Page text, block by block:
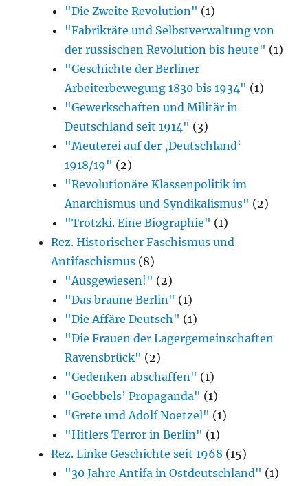
"Die Zweite Revolution" (1)
"Fabrikräte und Selbstverwaltung von
der russischen Revolution bis heute" (1)
"Geschichte der Berliner
Arbeiterbewegung 1830 bis 1934" (1)
"Gewerkschaften und Militär in
Deutschland seit 1914" (3)
"Meuterei auf der ‚Deutschland‘
1918/19" (2)
"Revolutionäre Klassenpolitik im
Anarchismus und Syndikalismus" (2)
"Trotzki. Eine Biographie" (1)
Rez. Historischer Faschismus und
Antifaschismus (8)
"Ausgewiesen!" (2)
"Das braune Berlin" (1)
"Die Affäre Deutsch" (1)
"Die Frauen der Lagergemeinschaften
Ravensbrück" (2)
"Gedenken abschaffen" (1)
"Goebbels’ Propaganda" (1)
"Grete und Adolf Noetzel" (1)
"Hitlers Terror in Berlin" (1)
Rez. Linke Geschichte seit 1968 (15)
"30 Jahre Antifa in Ostdeutschland" (1)